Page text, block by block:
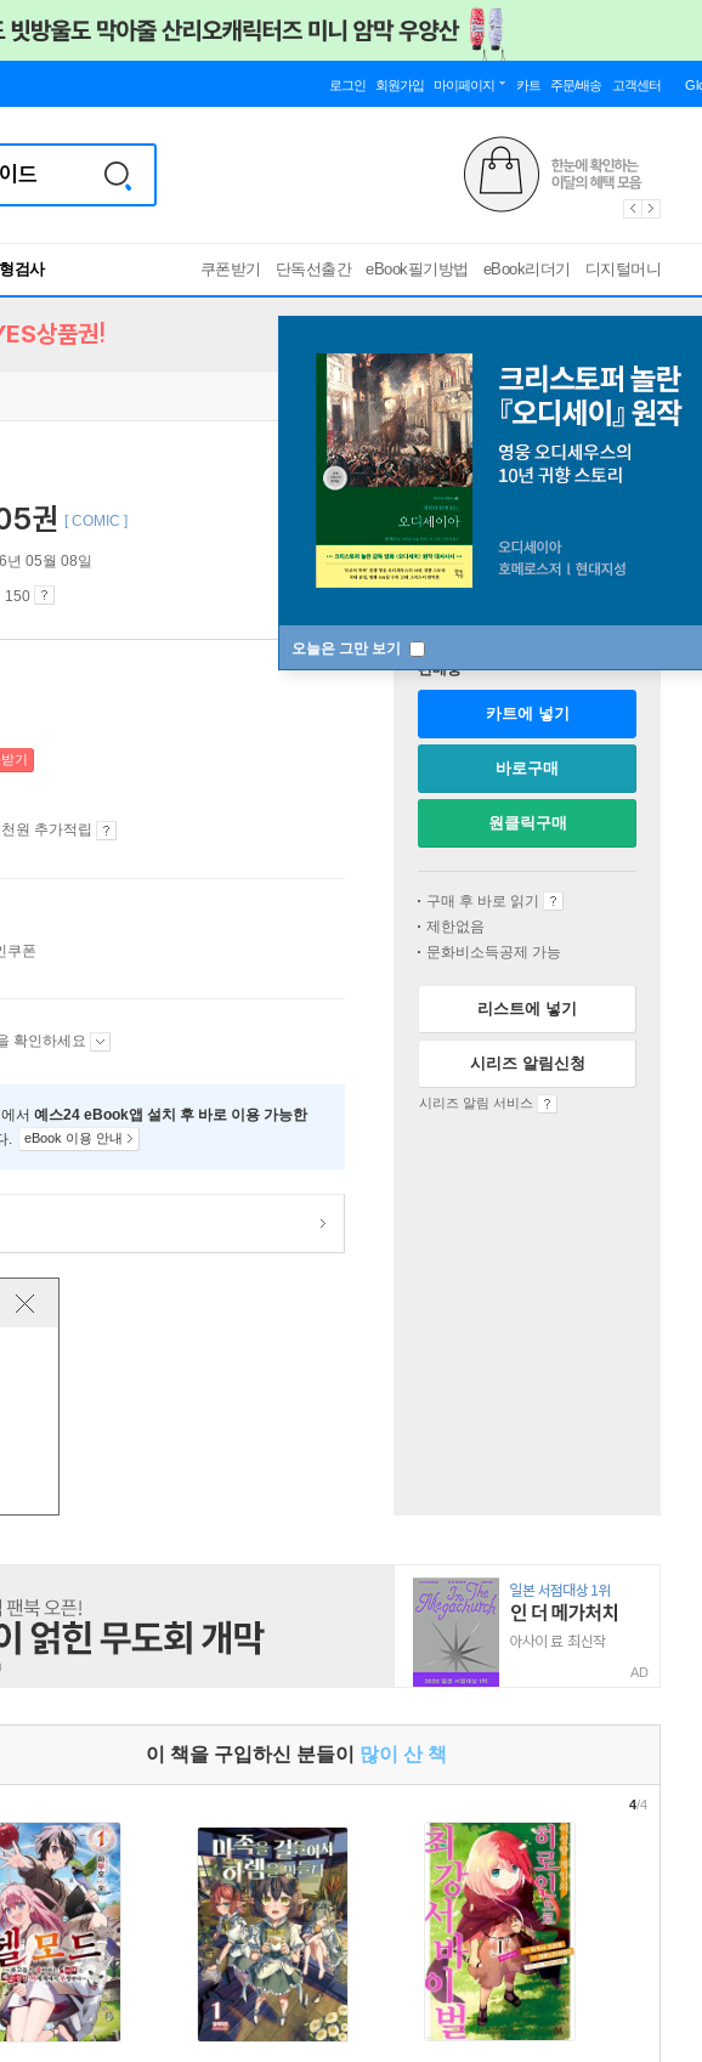
로그인 회원가입 마이페이지 카트 주문/배송 고객센터
검사
쿠폰받기 단독선출간 eBook필기방법 eBook리더기 디지털머니
오늘은 그만 보기
상품권!
권 [ COMIC ]
년 05월 08일
150
기
원 추가적립
쿠폰
확인하세요
서 예스24 eBook앱 설치 후 바로 이용 가능한
. eBook 이용 안내
판매중
카트에 넣기
바로구매
원클릭구매
구매 후 바로 읽기
제한없음
문화비소득공제 가능
리스트에 넣기
시리즈 알림신청
시리즈 알림 서비스
AD
이 책을 구입하신 분들이 많이 산 책
4/4